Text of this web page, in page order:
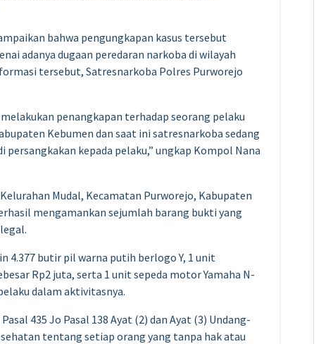
bahwa pengungkapan kasus tersebut
adanya dugaan peredaran narkoba di wilayah
tersebut, Satresnarkoba Polres Purworejo
penangkapan terhadap seorang pelaku
Kebumen dan saat ini satresnarkoba sedang
kepada pelaku,” ungkap Kompol Nana
Mudal, Kecamatan Purworejo, Kabupaten
mengamankan sejumlah barang bukti yang
4.377 butir pil warna putih berlogo Y, 1 unit
Rp2 juta, serta 1 unit sepeda motor Yamaha N-
dalam aktivitasnya.
435 Jo Pasal 138 Ayat (2) dan Ayat (3) Undang-
tentang setiap orang yang tanpa hak atau